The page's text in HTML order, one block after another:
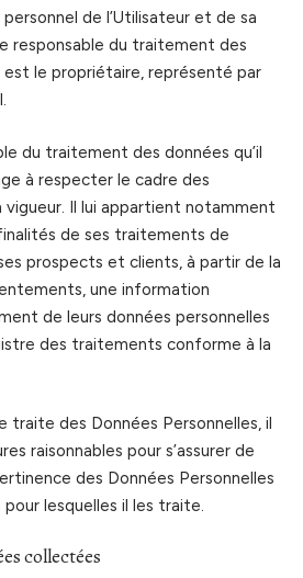
de l’Utilisateur et de sa
responsable du traitement des
est le propriétaire, représenté par
du traitement des données qu’il
à respecter le cadre des
vigueur. Il lui appartient notamment
de ses traitements de
prospects et clients, à partir de la
une information
de leurs données personnelles
des traitements conforme à la
traite des Données Personnelles, il
raisonnables pour s’assurer de
des Données Personnelles
lesquelles il les traite.
collectées